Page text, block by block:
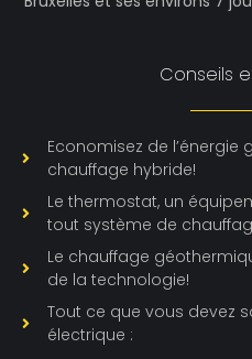
Conseils
Economisez de
chauffage hybride!
Le thermostat, un
tout système de
Le chauffage
de la technologie!
Tout ce que vous devez
électrique :